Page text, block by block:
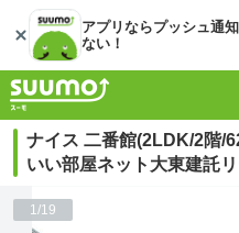
アプリならプッシュ通
ない！
ナイス 二番館(2LDK/2階/
いい部屋ネット大東建託
1/19